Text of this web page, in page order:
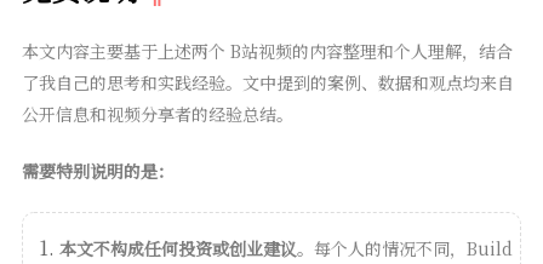
本文内容主要基于上述两个 B站视频的内容整理和个人理解，结合
了我自己的思考和实践经验。文中提到的案例、数据和观点均来自
公开信息和视频分享者的经验总结。
需要特别说明的是：
本文不构成任何投资或创业建议。每个人的情况不同，Build